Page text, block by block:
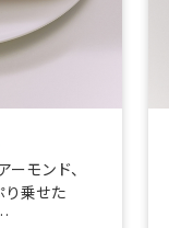
モンド、
乗せた